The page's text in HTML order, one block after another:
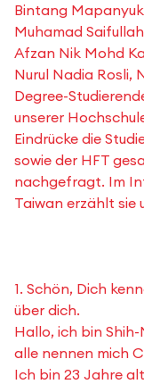
Bintang
Muhamad
Afzan Nik Mohd
Nurul Nadia Rosli,
Degree-
unserer
Eindrücke die
sowie der HFT
nachgefragt. Im
Taiwan erzählt sie
1. Schön, Dich
über dich.
Hallo, ich bin
alle nennen mich
Ich bin 23 Jahre